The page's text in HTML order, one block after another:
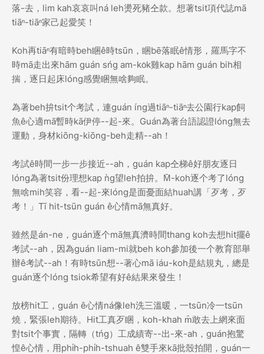
落-去，lim kah哀哀叫ná leh燙死豬仝款。想著tsit項代誌mā
tiāⁿ-tiāⁿ家己起愛笑！
Koh再tiāⁿ有暗時beh睏ê時tsūn，睏bē落眠ê情形，羅馬字不
時mā走出來hām guán sńg am-ko̍k雞kap hām guán bih相
揣，逐日起床lóng感覺睏無啥夠眠。
為著beh拚tsit个考試，連guán íng過tiāⁿ-tiāⁿ去公園行kap飼
魚ê心適mā暫時kā伊停--起-來。Guán為著台語認證lóng無去
運動，身材kiōng-kiōng-beh走精--ah！
考試ê時間一步一步接近--ah，guán kap仝梯ê好朋友逐日
lóng為著tsit份理想kap ǹg望leh拍拚。M̄-koh逐个考了lóng
無啥mih笑容，看--起-來lóng是面憂面結huah講「歹考，歹
考！」Tī hit-tsūn guán ê心情mā無真好。
雖然是án-ne，guán逐个mā無真濟時間thang koh去想hit擺ê
考試--ah，因為guán liam-mi就beh koh參加後一个教育部舉
辦ê考試--ah！有時tsūn想--著心mā iáu-koh是結規丸，總是
guán逐个lóng tsiok希望有好ê結果來發生！
放榜hit工，guán ê心情ná像leh洗三溫暖，一tsūn冷一tsūn
燒，緊張leh期待。Hit工真歹睏，koh-khah m̄敢去上網來面
對tsit个事實，隔轉（tńg）工成績寄--出-來-ah，guán抱驚
惶ê心情，用phi̍h-phi̍h-tshuah ê雙手來kā批殼拍開，guán一